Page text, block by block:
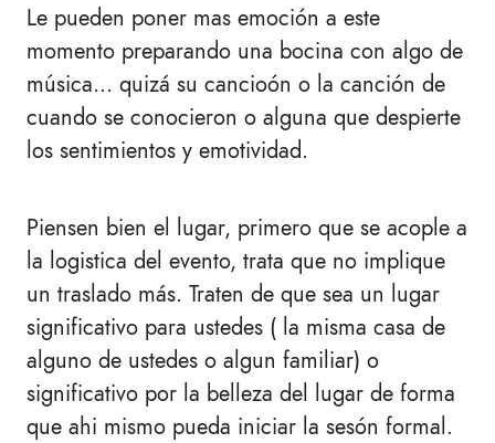
Le pueden poner mas emoción a este
momento preparando una bocina con algo de
música... quizá su cancioón o la canción de
cuando se conocieron o alguna que despierte
los sentimientos y emotividad.
Piensen bien el lugar, primero que se acople a
la logistica del evento, trata que no implique
un traslado más. Traten de que sea un lugar
significativo para ustedes ( la misma casa de
alguno de ustedes o algun familiar) o
significativo por la belleza del lugar de forma
que ahi mismo pueda iniciar la sesón formal.